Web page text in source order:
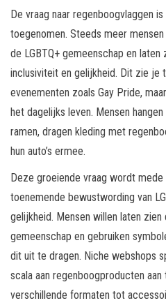
De vraag naar regenboogvlaggen
toegenomen. Steeds meer
de LGBTQ+ gemeenschap en
inclusiviteit en gelijkheid. Dit zie je
evenementen zoals Gay Pride,
het dagelijks leven. Mensen
ramen, dragen kleding met
hun auto’s ermee.
Deze groeiende vraag wordt
toenemende bewustwording van
gelijkheid. Mensen willen laten
gemeenschap en gebruiken
dit uit te dragen. Niche webshops
scala aan regenboogproducten aan
verschillende formaten tot